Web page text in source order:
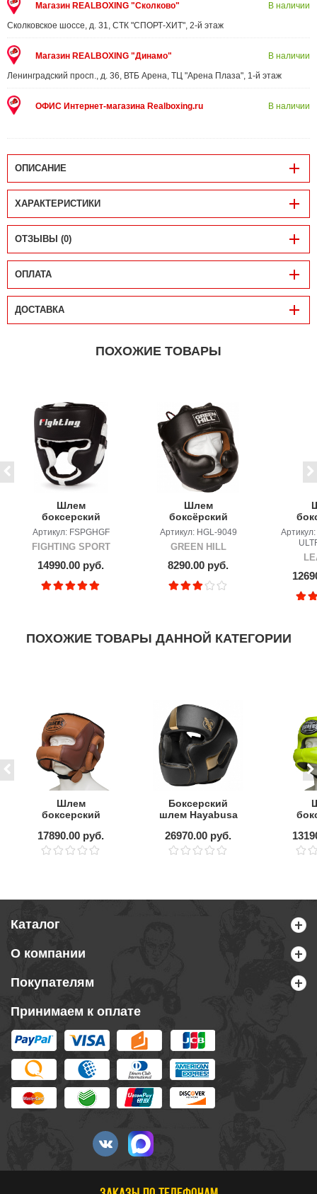
Магазин REALBOXING "Сколково"
Сколковское шоссе, д. 31, СТК "СПОРТ-ХИТ", 2-й этаж
В наличии
Магазин REALBOXING "Динамо"
Ленинградский просп., д. 36, ВТБ Арена, ТЦ "Арена Плаза", 1-й этаж
В наличии
ОФИС Интернет-магазина Realboxing.ru В наличии
ОПИСАНИЕ
ХАРАКТЕРИСТИКИ
ОТЗЫВЫ (0)
ОПЛАТА
ДОСТАВКА
ПОХОЖИЕ ТОВАРЫ
Шлем
боксерский
тренировочный
FIGHTING SPORT
Full
Артикул: FSPGHGF
FIGHTING SPORT
14990.00 руб.
Шлем
боксёрский
GREEN HILL LUX
Артикул: HGL-9049
GREEN HILL
8290.00 руб.
ПОХОЖИЕ ТОВАРЫ ДАННОЙ КАТЕГОРИИ
Шлем
боксерский
бамперной
защитой
17890.00 руб.
Боксерский
шлем Hayabusa
26970.00 руб.
с
Каталог
О компании
Покупателям
Принимаем к оплате